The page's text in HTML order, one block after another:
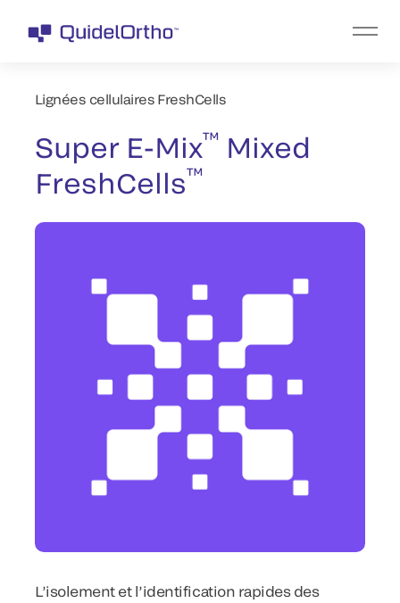
Lignées cellulaires FreshCells
Super E-Mix™ Mixed
FreshCells™
L’isolement et l’identification rapides des